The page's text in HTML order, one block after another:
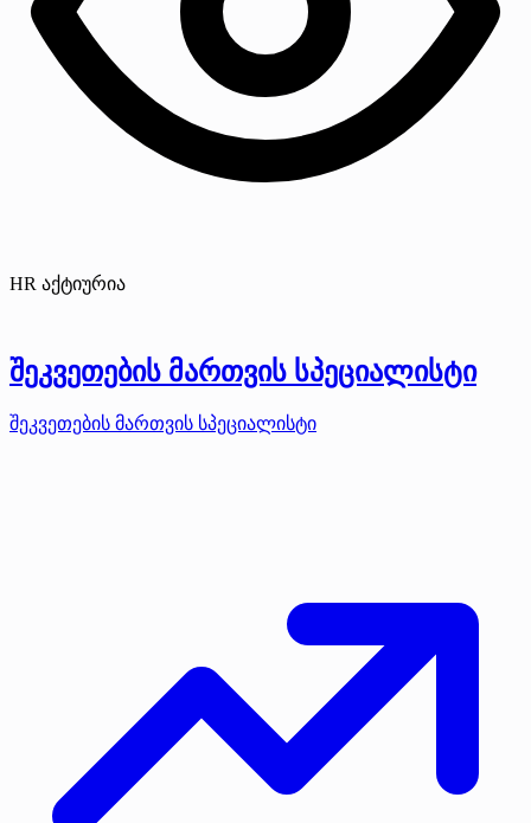
HR აქტიურია
შეკვეთების მართვის სპეციალისტი
შეკვეთების მართვის სპეციალისტი